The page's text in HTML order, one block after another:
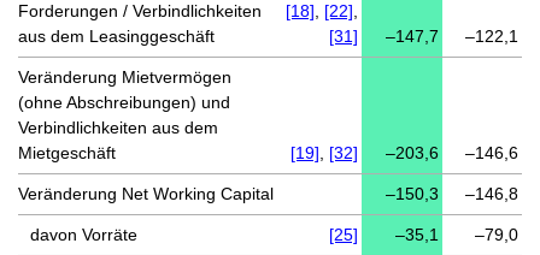
Forderungen / Verbindlichkeiten
aus dem Leasinggeschäft
[18] [22]
[31]
–147,7 –122,1
Veränderung Mietvermögen
(ohne Abschreibungen) und
Verbindlichkeiten aus dem
Mietgeschäft
[19] [32] –203,6 –146,6
Veränderung Net Working Capital –150,3 –146,8
davon Vorräte [25] –35,1 –79,0